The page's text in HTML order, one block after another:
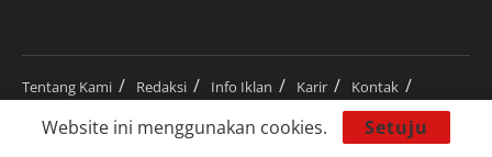
Tentang Kami Redaksi Info Iklan Karir
Kontak
Pedoman Media Siber
Disclaimer
Website ini menggunakan cookies. Setuju